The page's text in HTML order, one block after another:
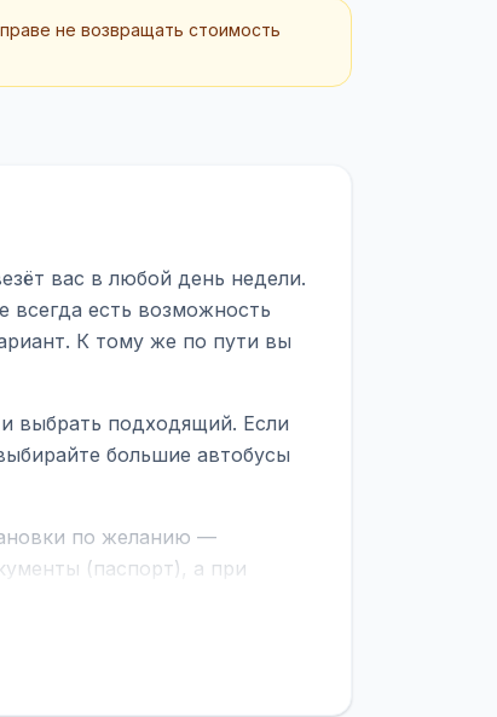
не возвращать стоимость
вас в любой день недели.
есть возможность
К тому же по пути вы
выбрать подходящий. Если
большие автобусы
по желанию —
(паспорт), а при
отопление, зарядка